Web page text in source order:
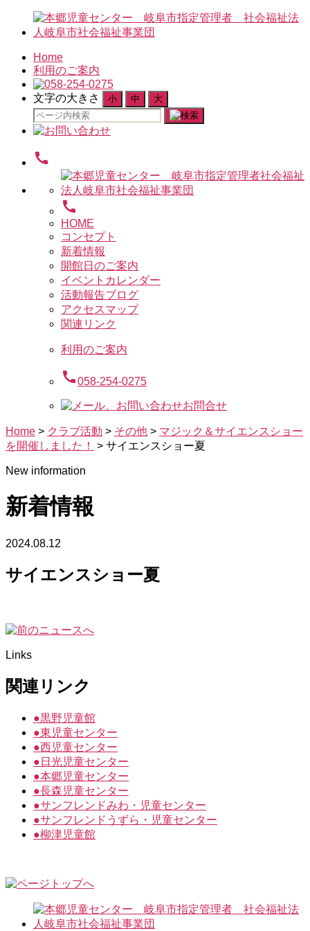
Home
利用のご案内
文字の大きさ 小 中 大
検
索
象:
call
call
HOME
コンセプト
新着情報
開館日のご案内
イベントカレンダー
活動報告ブログ
アクセスマップ
関連リンク
利用のご案内
call058-254-0275
お問合せ
Home > クラブ活動 > その他 > マジック＆サイエンスショー
を開催しました！
> サイエンスショー夏
New information
新着情報
2024.08.12
サイエンスショー夏
Links
関連リンク
●黒野児童館
●東児童センター
●西児童センター
● 日光児童センター
●本郷児童センター
●長森児童センター
●サンフレンドみわ・児童センター
●サンフレンドうずら・児童センター
●柳津児童館